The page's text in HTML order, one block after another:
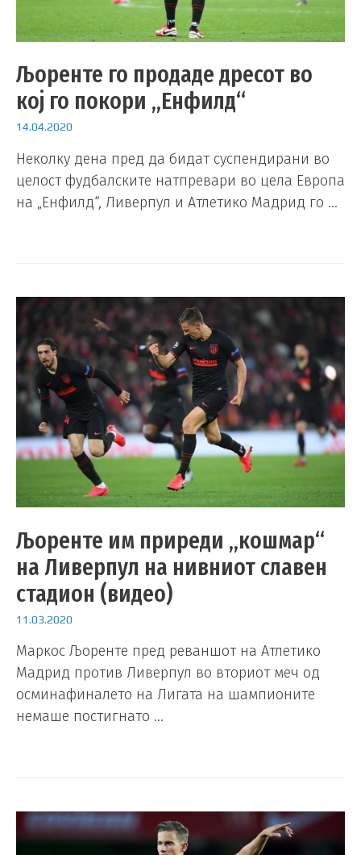
Љоренте го продаде дресот во
кој го покори „Енфилд“
14.04.2020
Неколку дена пред да бидат суспендирани во
целост фудбалските натпревари во цела Европа
на „Енфилд“, Ливерпул и Атлетико Мадрид го …
Љоренте им приреди „кошмар“
на Ливерпул на нивниот славен
стадион (видео)
11.03.2020
Маркос Љоренте пред реваншот на Атлетико
Мадрид против Ливерпул во вториот меч од
осминафиналето на Лигата на шампионите
немаше постигнато …